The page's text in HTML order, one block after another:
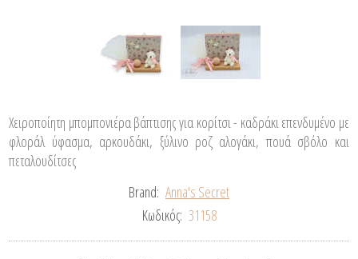
Χειροποίητη μπομπονιέρα βάπτισης για κορίτσι - καδράκι επενδυμένο με
φλοράλ ύφασμα, αρκουδάκι, ξύλινο ροζ αλογάκι, πουά σβόλο και
πεταλουδίτσες
Brand: Anna's Secret
Κωδικός: 31158